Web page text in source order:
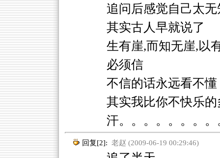
追问后感觉自己太无
其实古人早就说了
生有崖,而知无崖,以
必须信
不信的话永远看不
其实我比你不快乐的
汗。。。。。。。
回复[2]: 老赵 (2009-06-19 00:29:46)